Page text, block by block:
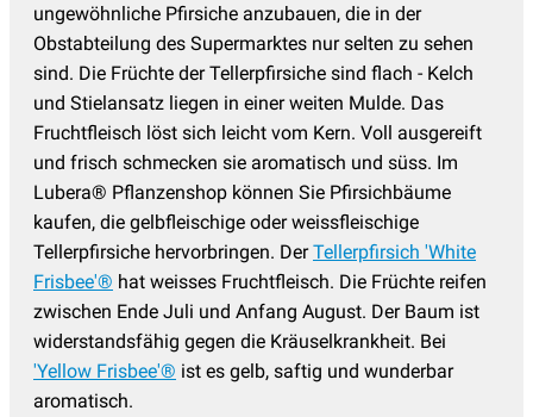
ungewöhnliche Pfirsiche anzubauen, die in der
Obstabteilung des Supermarktes nur selten zu sehen
sind. Die Früchte der Tellerpfirsiche sind flach - Kelch
und Stielansatz liegen in einer weiten Mulde. Das
Fruchtfleisch löst sich leicht vom Kern. Voll ausgereift
und frisch schmecken sie aromatisch und süss. Im
Lubera® Pflanzenshop können Sie Pfirsichbäume
kaufen, die gelbfleischige oder weissfleischige
Tellerpfirsiche hervorbringen. DerTellerpfirsich 'White
Frisbee'® hat weisses Fruchtfleisch. Die Früchte reifen
zwischen Ende Juli und Anfang August. Der Baum ist
widerstandsfähig gegen die Kräuselkrankheit. Bei
'Yellow Frisbee'® ist es gelb, saftig und wunderbar
aromatisch.